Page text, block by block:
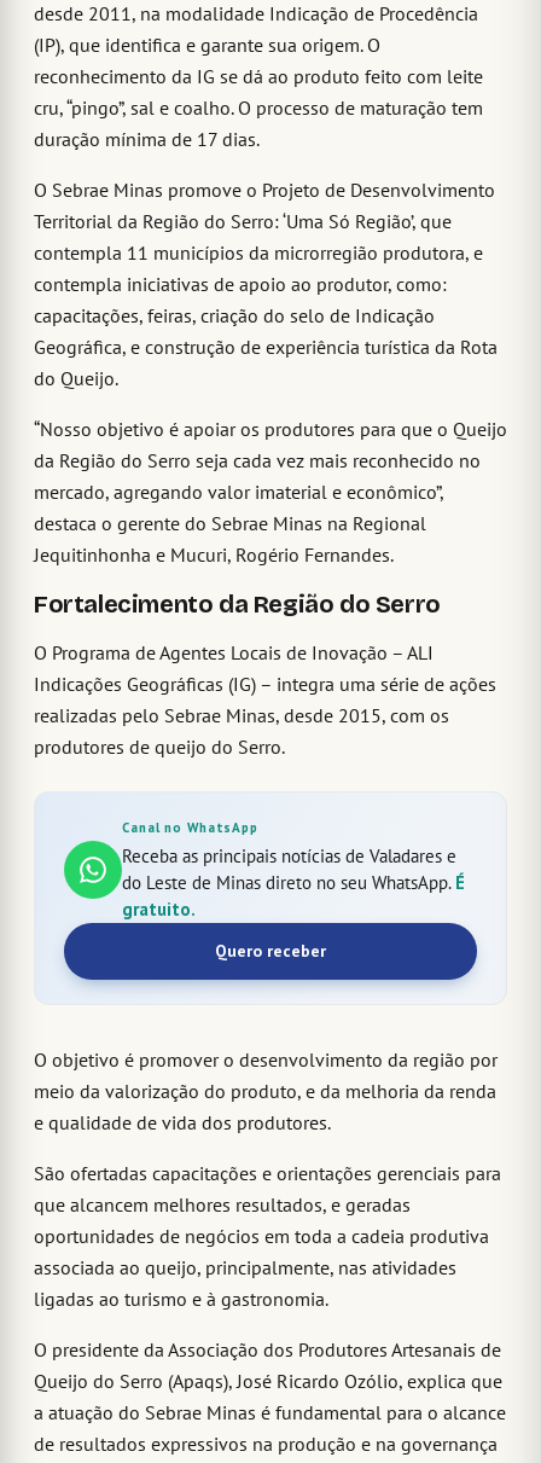
desde 2011, na modalidade Indicação de Procedência
(IP), que identifica e garante sua origem. O
reconhecimento da IG se dá ao produto feito com leite
cru, “pingo”, sal e coalho. O processo de maturação tem
duração mínima de 17 dias.
O Sebrae Minas promove o Projeto de Desenvolvimento
Territorial da Região do Serro: ‘Uma Só Região’, que
contempla 11 municípios da microrregião produtora, e
contempla iniciativas de apoio ao produtor, como:
capacitações, feiras, criação do selo de Indicação
Geográfica, e construção de experiência turística da Rota
do Queijo.
“Nosso objetivo é apoiar os produtores para que o Queijo
da Região do Serro seja cada vez mais reconhecido no
mercado, agregando valor imaterial e econômico”,
destaca o gerente do Sebrae Minas na Regional
Jequitinhonha e Mucuri, Rogério Fernandes.
Fortalecimento da Região do Serro
O Programa de Agentes Locais de Inovação – ALI
Indicações Geográficas (IG) – integra uma série de ações
realizadas pelo Sebrae Minas, desde 2015, com os
produtores de queijo do Serro.
Canal no WhatsApp
Receba as principais notícias de Valadares e
do Leste de Minas direto no seu WhatsApp. É
gratuito.
Quero receber
O objetivo é promover o desenvolvimento da região por
meio da valorização do produto, e da melhoria da renda
e qualidade de vida dos produtores.
São ofertadas capacitações e orientações gerenciais para
que alcancem melhores resultados, e geradas
oportunidades de negócios em toda a cadeia produtiva
associada ao queijo, principalmente, nas atividades
ligadas ao turismo e à gastronomia.
O presidente da Associação dos Produtores Artesanais de
Queijo do Serro (Apaqs), José Ricardo Ozólio, explica que
a atuação do Sebrae Minas é fundamental para o alcance
de resultados expressivos na produção e na governança